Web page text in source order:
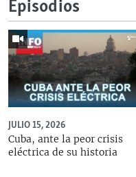
Episodios
JULIO 15, 2026
Cuba, ante la peor crisis
eléctrica de su historia